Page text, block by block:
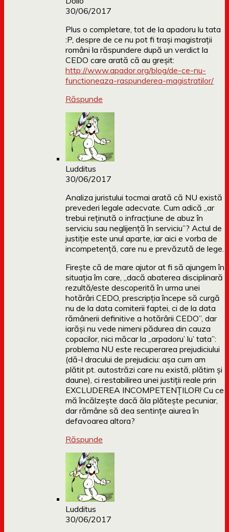
30/06/2017
Plus o completare, tot de la apadoru lu tata
:P, despre de ce nu pot fi trași magistrații
români la răspundere după un verdict la
CEDO care arată că au greșit:
http://www.apador.org/blog/de-ce-nu-
functioneaza-raspunderea-magistratilor/
Răspunde
Ludditus
30/06/2017
Analiza juristului tocmai arată că NU există
prevederi legale adecvate. Cum adică „ar
trebui reţinută o infracţiune de abuz în
serviciu sau neglijenţă în serviciu”? Actul de
justiție este unul aparte, iar aici e vorba de
incompetență, care nu e prevăzută de lege.
Firește că de mare ajutor at fi să ajungem în
situația îm care, „dacă abaterea disciplinară
rezultă/este descoperită în urma unei
hotărâri CEDO, prescripţia începe să curgă
nu de la data comiterii faptei, ci de la data
rămânerii definitive a hotărârii CEDO”, dar
iarăși nu vede nimeni pădurea din cauza
copacilor, nici măcar la „arpadoru’ lu’ tata”:
problema NU este recuperarea prejudiciului
(dă-l dracului de prejudiciu: așa cum am
plătit pt. autostrăzi care nu există, plătim și
daune), ci restabilirea unei justiții reale prin
EXCLUDEREA INCOMPETENȚILOR! Cu ce
mă încălzește dacă ăla plătește pecuniar,
dar rămâne să dea sentințe aiurea în
defavoarea altora?
Răspunde
Ludditus
30/06/2017